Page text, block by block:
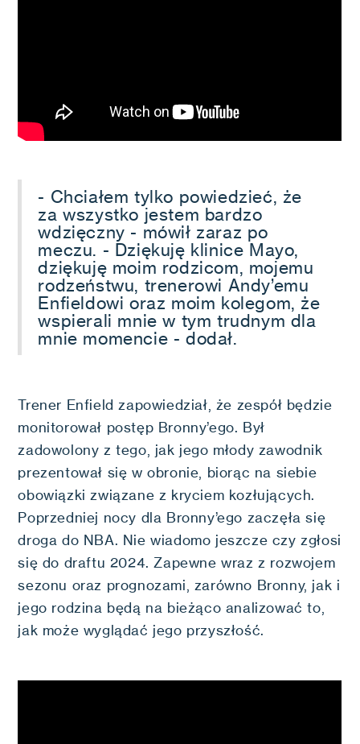
- Chciałem tylko powiedzieć, że
za wszystko jestem bardzo
wdzięczny - mówił zaraz po
meczu. - Dziękuję klinice Mayo,
dziękuję moim rodzicom, mojemu
rodzeństwu, trenerowi Andy’emu
Enfieldowi oraz moim kolegom, że
wspierali mnie w tym trudnym dla
mnie momencie - dodał.
Trener Enfield zapowiedział, że zespół będzie
monitorował postęp Bronny’ego. Był
zadowolony z tego, jak jego młody zawodnik
prezentował się w obronie, biorąc na siebie
obowiązki związane z kryciem kozłujących.
Poprzedniej nocy dla Bronny’ego zaczęła się
droga do NBA. Nie wiadomo jeszcze czy zgłosi
się do draftu 2024. Zapewne wraz z rozwojem
sezonu oraz prognozami, zarówno Bronny, jak i
jego rodzina będą na bieżąco analizować to,
jak może wyglądać jego przyszłość.